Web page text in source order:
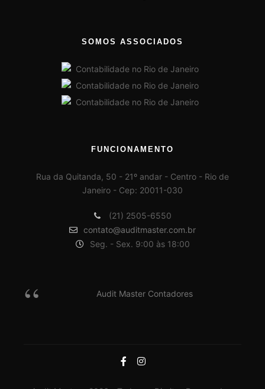
SOMOS ASSOCIADOS
FUNCIONAMENTO
Rua da Quitanda, 50 - 21º andar - Centro - Rio de
Janeiro - Cep: 20011-030
(21) 2505-6550
contato@auditmaster.com.br
Seg. - Sex. 9:00 às 18:00
Audit Master Contadores